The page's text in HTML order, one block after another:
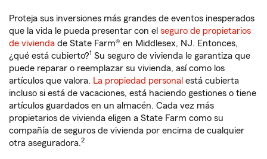
Proteja sus inversiones más grandes de eventos inesperados
que la vida le pueda presentar con el seguro de propietarios
de vivienda de State Farm® en Middlesex, NJ. Entonces,
¿qué está cubierto?1 Su seguro de vivienda le garantiza que
puede reparar o reemplazar su vivienda, así como los
artículos que valora. La propiedad personal está cubierta
incluso si está de vacaciones, está haciendo gestiones o tiene
artículos guardados en un almacén. Cada vez más
propietarios de vivienda eligen a State Farm como su
compañía de seguros de vivienda por encima de cualquier
otra aseguradora.2